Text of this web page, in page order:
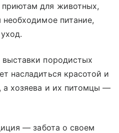
для животных,
необходимое питание,
породистых
насладиться красотой и
а хозяева и их питомцы —
— забота о своем